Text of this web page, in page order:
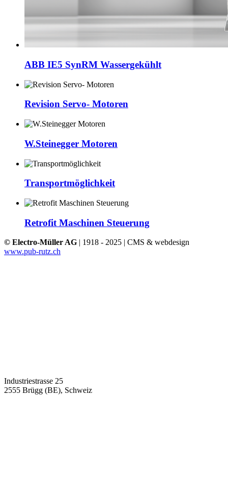
ABB IE5 SynRM Wassergekühlt
Revision Servo- Motoren
W.Steinegger Motoren
Transportmöglichkeit
Retrofit Maschinen Steuerung
© Electro-Müller AG | 1918 - 2025 | CMS & webdesign
www.pub-rutz.ch
Industriestrasse 25
2555 Brügg (BE), Schweiz